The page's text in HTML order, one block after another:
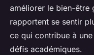
améliorer le bien-être
rapportent se sentir
ce qui contribue à
défis académiques.